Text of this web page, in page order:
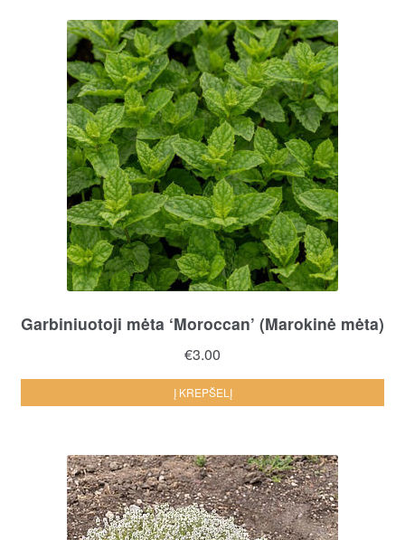
Garbiniuotoji mėta ‘Moroccan’ (Marokinė mėta)
€3.00
Į KREPŠELĮ